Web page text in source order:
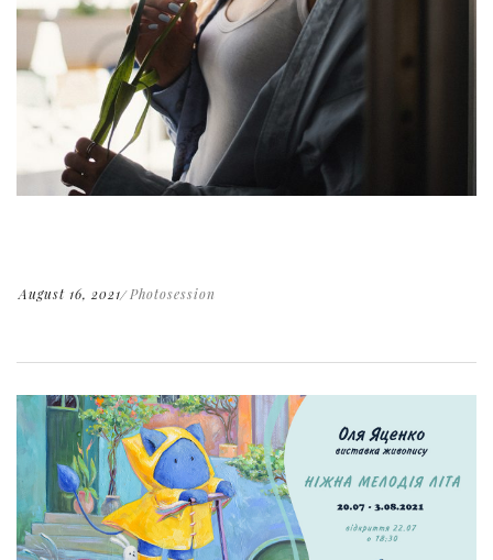
August 16, 2021 Photosession